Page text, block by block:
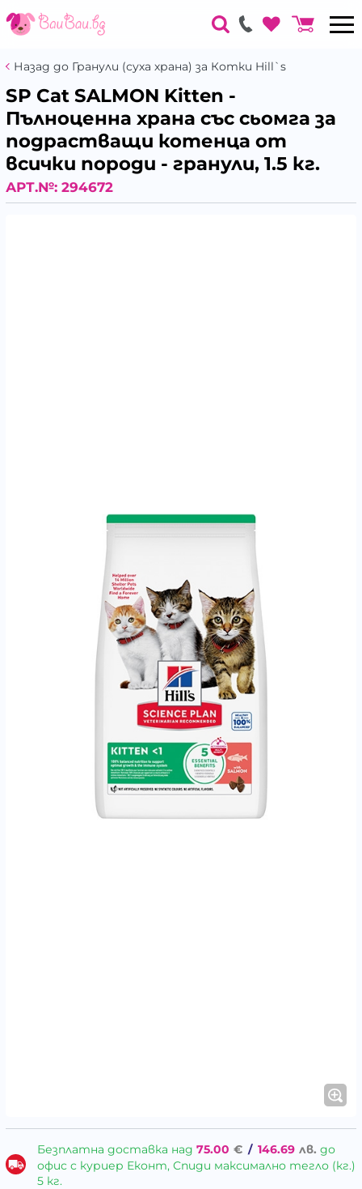
Назад до Гранули (суха храна) за Котки Hill`s
SP Cat SALMON Kitten -
Пълноценна храна със сьомга за
подрастващи котенца от
всички породи - гранули, 1.5 кг.
АРТ.№: 294672
Безплатна доставка над 75.00 € / 146.69 лв. до
офис с куриер Еконт, Спиди максимално тегло (кг.)
5 кг.